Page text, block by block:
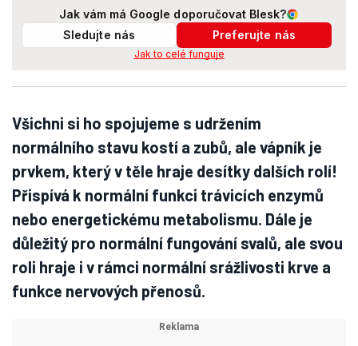
Jak vám má Google doporučovat Blesk?
Sledujte nás
Preferujte nás
Jak to celé funguje
Všichni si ho spojujeme s udržením
normálního stavu kostí a zubů, ale vápník je
prvkem, který v těle hraje desítky dalších rolí!
Přispívá k normální funkci trávicích enzymů
nebo energetickému metabolismu. Dále je
důležitý pro normální fungování svalů, ale svou
roli hraje i v rámci normální srážlivosti krve a
funkce nervových přenosů.